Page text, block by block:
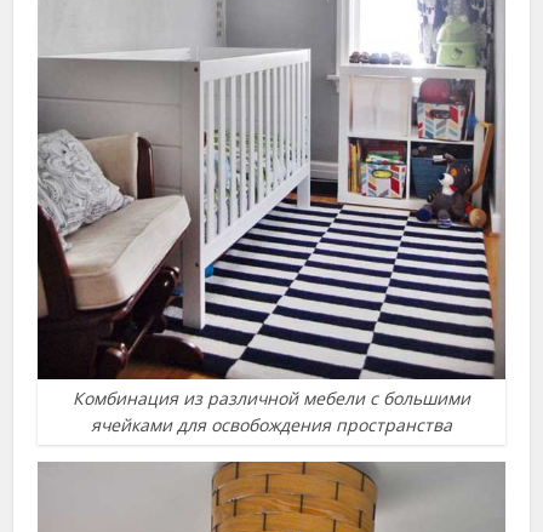
Комбинация из различной мебели с большими
ячейками для освобождения пространства